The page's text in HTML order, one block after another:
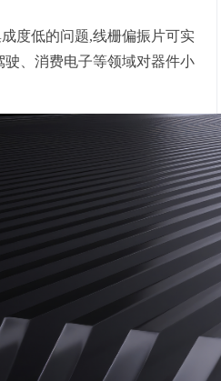
度低的问题,线栅偏振片可实
、消费电子等领域对器件小